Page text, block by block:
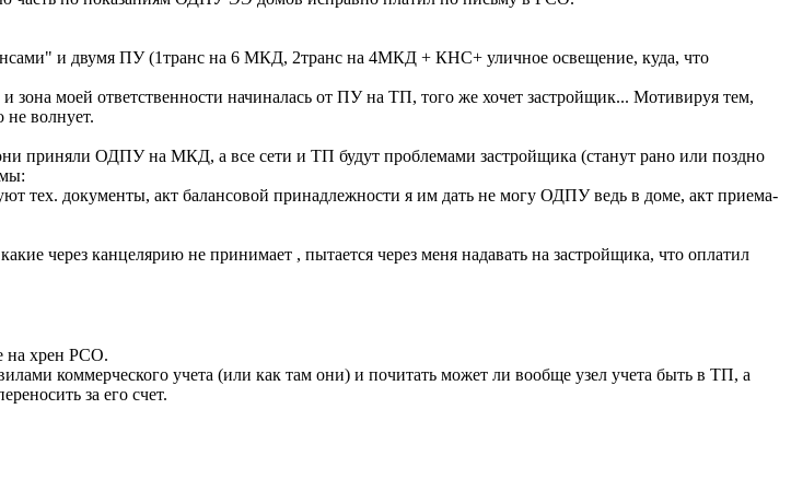
и двумя ПУ (1транс на 6 МКД, 2транс на 4МКД + КНС+ уличное освещение, куда, что
зона моей ответственности начиналась от ПУ на ТП, того же хочет застройщик... Мотивируя тем,
не волнует.
приняли ОДПУ на МКД, а все сети и ТП будут проблемами застройщика (станут рано или поздно
тех. документы, акт балансовой принадлежности я им дать не могу ОДПУ ведь в доме, акт приема-
через канцелярию не принимает , пытается через меня надавать на застройщика, что оплатил
на хрен РСО.
коммерческого учета (или как там они) и почитать может ли вообще узел учета быть в ТП, а
за его счет.